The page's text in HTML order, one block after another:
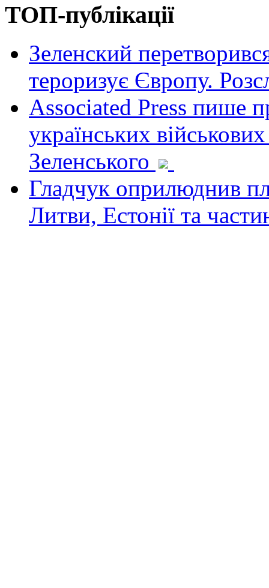
ТОП-публікації
Зеленский
тероризує Європу.
Associated Press пише
українських
Зеленського
Гладчук оприлюднив
Литви, Естонії та